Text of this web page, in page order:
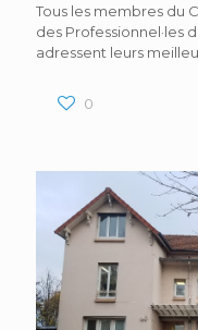
Tous les membres du
des Professionnel·les
adressent leurs
0